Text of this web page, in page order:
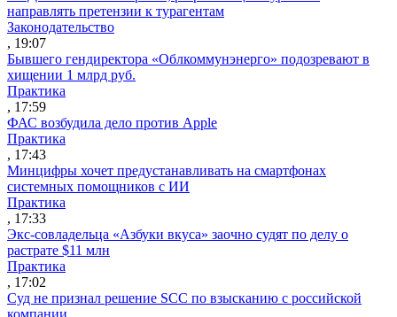
направлять претензии к турагентам
Законодательство
, 19:07
Бывшего гендиректора «Облкоммунэнерго» подозревают в
хищении 1 млрд руб.
Практика
, 17:59
ФАС возбудила дело против Apple
Практика
, 17:43
Минцифры хочет предустанавливать на смартфонах
системных помощников с ИИ
Практика
, 17:33
Экс-совладельца «Азбуки вкуса» заочно судят по делу о
растрате $11 млн
Практика
, 17:02
Суд не признал решение SCC по взысканию с российской